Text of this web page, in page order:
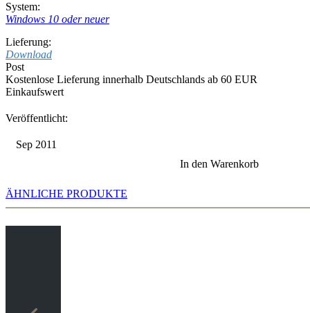
System:
Windows 10 oder neuer
Lieferung:
Download
Post
Kostenlose Lieferung innerhalb Deutschlands ab 60 EUR
Einkaufswert
Veröffentlicht:
Sep 2011
In den Warenkorb
ÄHNLICHE PRODUKTE